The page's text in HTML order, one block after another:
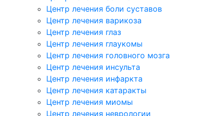
Центр лечения боли суставов
Центр лечения варикоза
Центр лечения глаз
Центр лечения глаукомы
Центр лечения головного мозга
Центр лечения инсульта
Центр лечения инфаркта
Центр лечения катаракты
Центр лечения миомы
Центр лечения неврологии